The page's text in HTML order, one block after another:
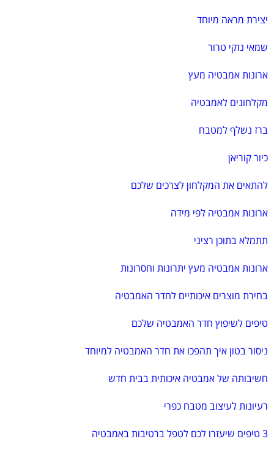
יצירת מראה מיוחד
שמאי נזקי טרור
ארונות אמבטיה מעץ
מקלחונים לאמבטיה
ברז נשלף למטבח
כיור קוריאן
להתאים את המקלחון לצרכים שלכם
ארונות אמבטיה לפי מידה
תתמלא בתוכן רציני
ארונות אמבטיה מעץ יתרונות וחסרונות
בחירת מוצרים איכותיים לחדר האמבטיה
טיפים לשיפוץ חדר האמבטיה שלכם
ניסור בטון איך תהפכו את חדר האמבטיה למיוחד
חשיבותה של אמבטיה איכותית בבית חדש
רעיונות לעיצוב מטבח כפרי
3 טיפים שיעזרו לכם לטפל ברטיבות באמבטיה